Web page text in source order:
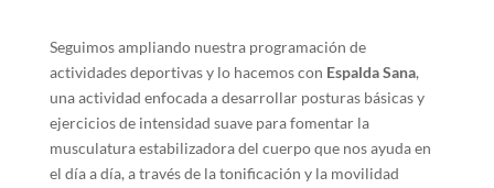
Seguimos ampliando nuestra programación de
actividades deportivas y lo hacemos con Espalda Sana,
una actividad enfocada a desarrollar posturas básicas y
ejercicios de intensidad suave para fomentar la
musculatura estabilizadora del cuerpo que nos ayuda en
el día a día, a través de la tonificación y la movilidad